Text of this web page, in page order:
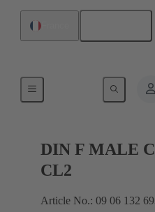
Raccordement carte
DIN F MALE
CL2
Article No.: 09 06 132